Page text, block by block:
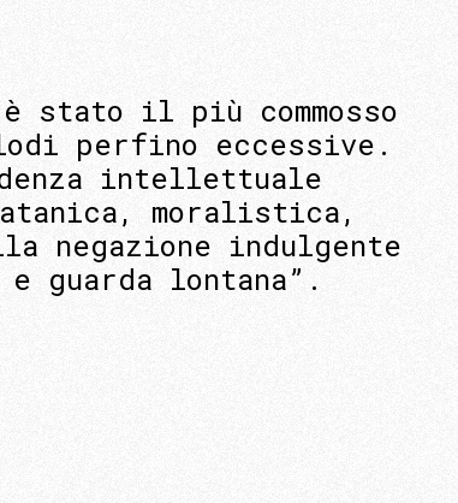
il più commosso
perfino eccessive.
intellettuale
moralistica,
negazione indulgente
lontana”.